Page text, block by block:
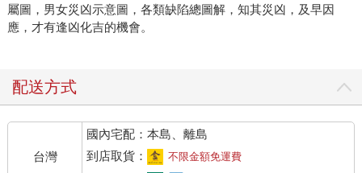
屬圖，男女災凶示意圖，各類缺陷總圖解，知其災凶，及早因
應，才有逢凶化吉的機會。
配送方式
台灣
國內宅配：本島、離島
到店取貨：
不限金額免運費